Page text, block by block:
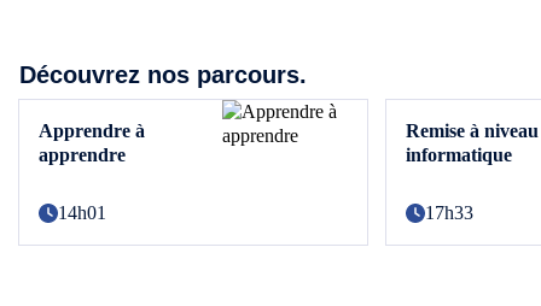
Découvrez nos parcours.
Apprendre à
apprendre
14h01
Remise à niveau
informatique
17h33